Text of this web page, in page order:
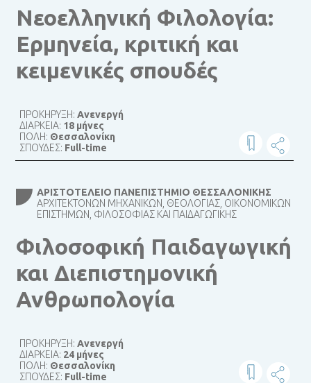
Νεοελληνική Φιλολογία:
Ερμηνεία, κριτική και
κειμενικές σπουδές
ΠΡΟΚΗΡΥΞΗ:Ανενεργή
ΔΙΑΡΚΕΙΑ: 18 μήνες
ΠΟΛΗ: Θεσσαλονίκη
ΣΠΟΥΔΕΣ: Full-time
ΑΡΙΣΤΟΤΈΛΕΙΟ ΠΑΝΕΠΙΣΤΉΜΙΟ ΘΕΣΣΑΛΟΝΊΚΗΣ
ΑΡΧΙΤΕΚΤΌΝΩΝ ΜΗΧΑΝΙΚΏΝ, ΘΕΟΛΟΓΊΑΣ, ΟΙΚΟΝΟΜΙΚΏΝ
ΕΠΙΣΤΗΜΏΝ, ΦΙΛΟΣΟΦΊΑΣ ΚΑΙ ΠΑΙΔΑΓΩΓΙΚΉΣ
Φιλοσοφική Παιδαγωγική
και Διεπιστημονική
Ανθρωπολογία
ΠΡΟΚΗΡΥΞΗ:Ανενεργή
ΔΙΑΡΚΕΙΑ: 24 μήνες
ΠΟΛΗ: Θεσσαλονίκη
ΣΠΟΥΔΕΣ: Full-time